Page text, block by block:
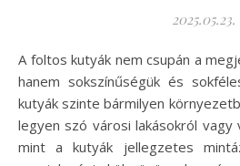
2025.05.23.
A foltos kutyák nem csupán a megjelenésük miatt vonzóak,
hanem sokszínűségük és
kutyák szinte bármilyen
legyen szó városi lakásokról vagy
mint a kutyák jellegzetes